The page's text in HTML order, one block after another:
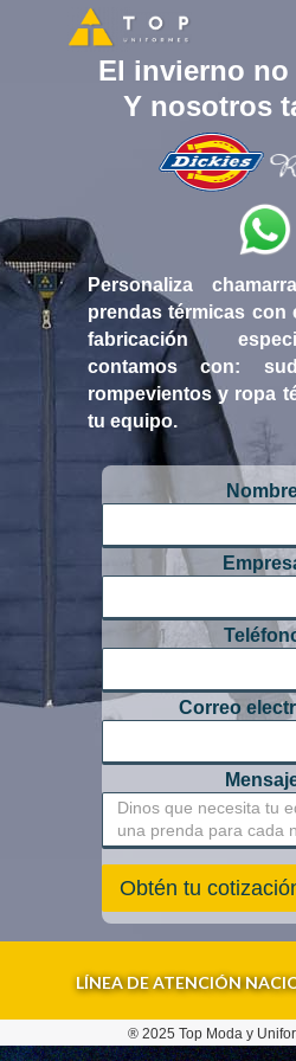
El invierno no
Y nosotros
Personaliza
prendas térmicas con
fabricación
contamos con:
rompevientos y ropa
tu equipo.
Correo
LÍNEA DE ATENCIÓN
® 2025 Top Moda y